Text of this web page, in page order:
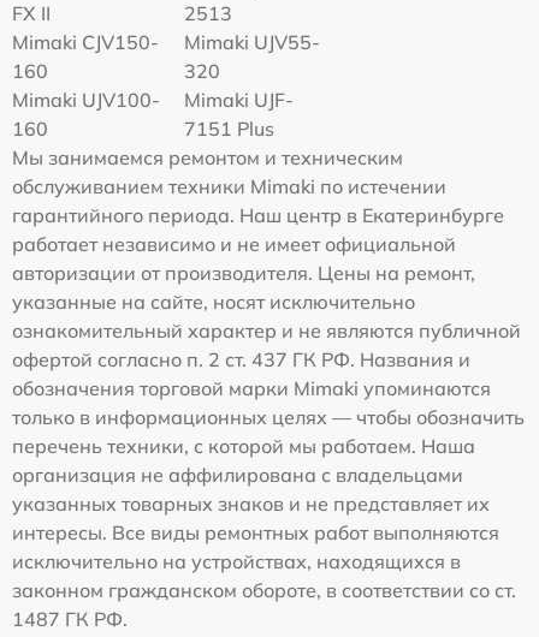
FX II
2513
Mimaki СJV150-
160
Mimaki UJV55-
320
Mimaki UJV100-
160
Mimaki UJF-
7151 Plus
Мы занимаемся ремонтом и техническим
обслуживанием техники Mimaki по истечении
гарантийного периода. Наш центр в Екатеринбурге
работает независимо и не имеет официальной
авторизации от производителя. Цены на ремонт,
указанные на сайте, носят исключительно
ознакомительный характер и не являются публичной
офертой согласно п. 2 ст. 437 ГК РФ. Названия и
обозначения торговой марки Mimaki упоминаются
только в информационных целях — чтобы обозначить
перечень техники, с которой мы работаем. Наша
организация не аффилирована с владельцами
указанных товарных знаков и не представляет их
интересы. Все виды ремонтных работ выполняются
исключительно на устройствах, находящихся в
законном гражданском обороте, в соответствии со ст.
1487 ГК РФ.